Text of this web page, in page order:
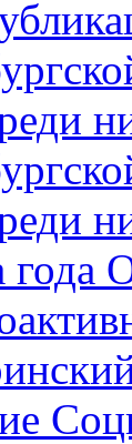
года